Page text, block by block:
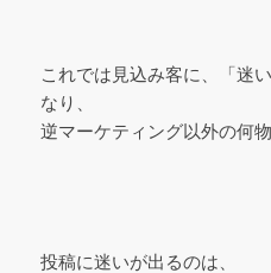
これでは見込み客に、「迷
なり、
逆マーケティング以外の何
投稿に迷いが出るのは、